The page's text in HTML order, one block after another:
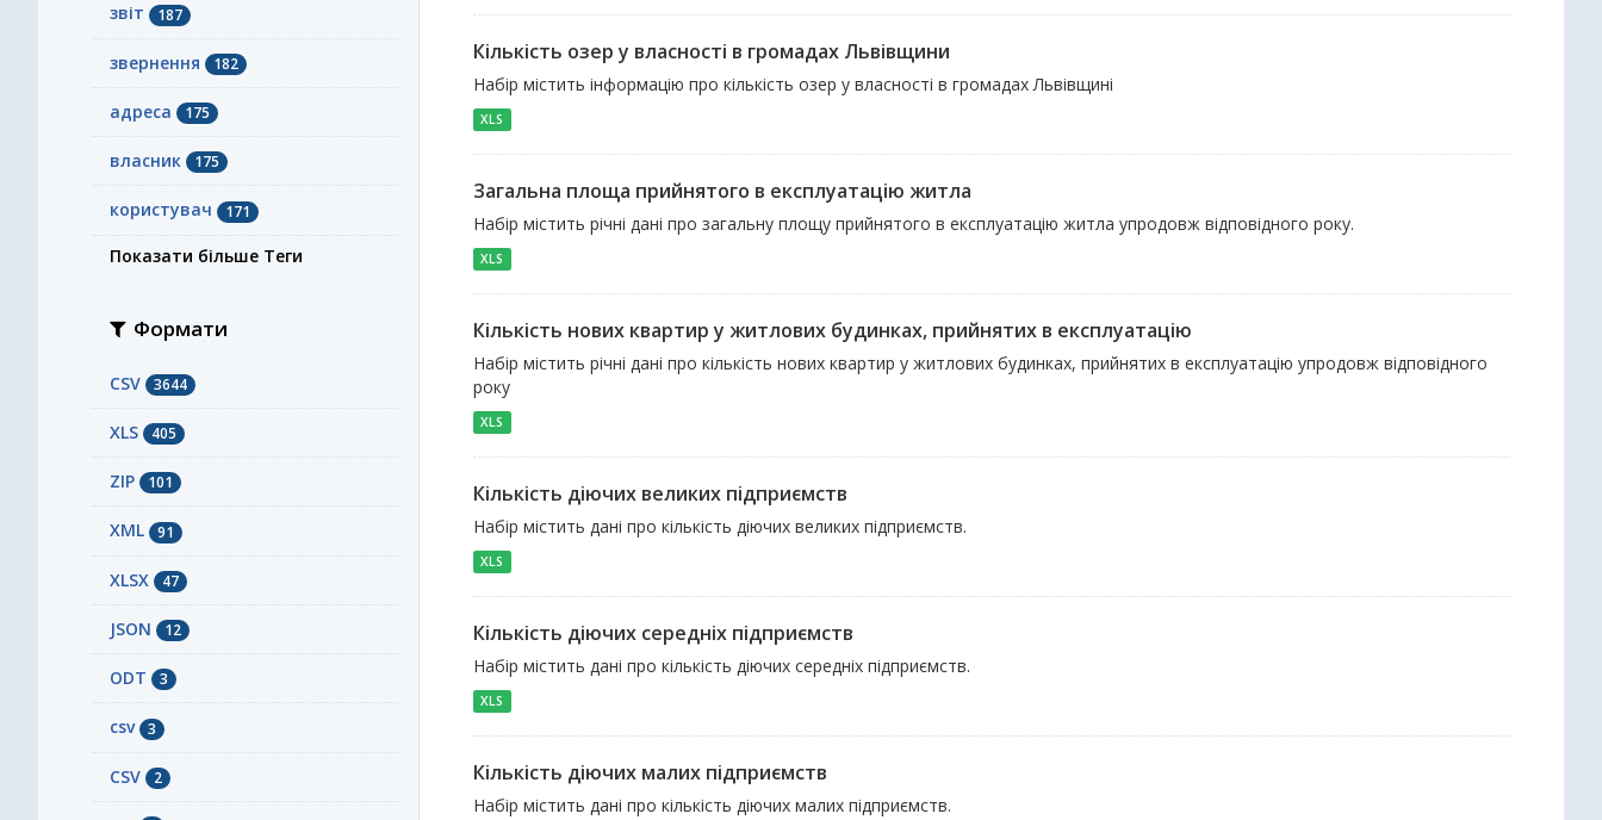
звіт 187
звернення 182
адреса 175
власник 175
користувач 171
Показати більше Теги
Формати
CSV 3644
XLS 405
ZIP 101
XML 91
XLSX 47
JSON 12
ODT 3
сsv 3
СSV 2
Кількість озер у власності в громадах Львівщини
Набір містить інформацію про кількість озер у власності в громадах Львівщині
XLS
Загальна площа прийнятого в експлуатацію житла
Набір містить річні дані про загальну площу прийнятого в експлуатацію житла упродовж відповідного року.
XLS
Кількість нових квартир у житлових будинках, прийнятих в експлуатацію
Набір містить річні дані про кількість нових квартир у житлових будинках, прийнятих в експлуатацію упродовж відповідного
року
XLS
Кількість діючих великих підприємств
Набір містить дані про кількість діючих великих підприємств.
XLS
Кількість діючих середніх підприємств
Набір містить дані про кількість діючих середніх підприємств.
XLS
Кількість діючих малих підприємств
Набір містить дані про кількість діючих малих підприємств.